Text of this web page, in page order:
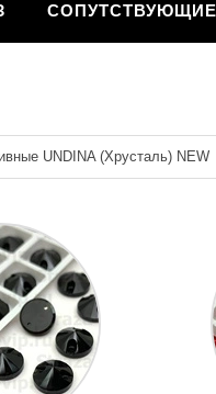
UNDINA (Хрусталь) NEW